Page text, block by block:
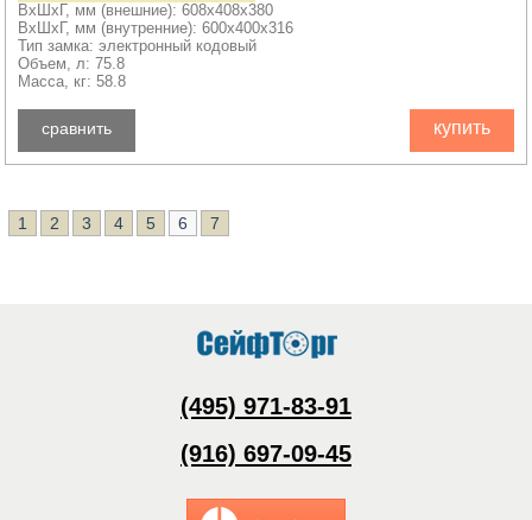
ВхШхГ, мм (внешние): 608x408x380
ВхШхГ, мм (внутренние): 600x400x316
Тип замка: электронный кодовый
Объем, л: 75.8
Масса, кг: 58.8
купить
сравнить
1 2 3 4 5 6 7
(495) 971-83-91
(916) 697-09-45
Заказать обратный